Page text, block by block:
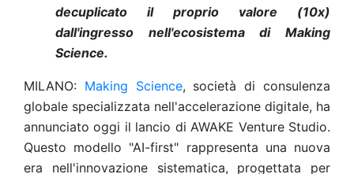
decuplicato il proprio valore (10x)
dall'ingresso nell'ecosistema di Making
Science.
MILANO: Making Science, società di consulenza
globale specializzata nell'accelerazione digitale, ha
annunciato oggi il lancio di AWAKE Venture Studio.
Questo modello "AI-first" rappresenta una nuova
era nell'innovazione sistematica, progettata per